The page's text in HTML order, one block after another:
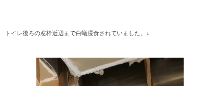
トイレ後ろの窓枠近辺まで白蟻浸食されていました。↓